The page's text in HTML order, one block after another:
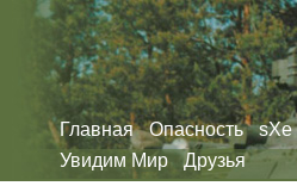
Главная Опасность sXe
Увидим Мир
Друзья